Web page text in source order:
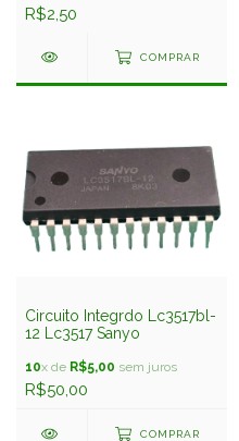
R$2,50
COMPRAR
Circuito Integrdo Lc3517bl-
12 Lc3517 Sanyo
10x de R$5,00 sem juros
R$50,00
COMPRAR